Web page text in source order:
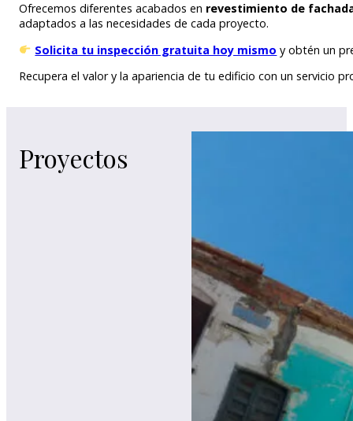
Ofrecemos diferentes acabados en revestimiento de
adaptados a las necesidades de cada proyecto.
Solicita tu inspección gratuita hoy mismo y obtén un
Recupera el valor y la apariencia de tu edificio con un servicio
Proyectos